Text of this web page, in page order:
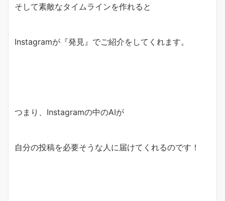
そして素敵なタイムラインを作れると
Instagramが『発見』でご紹介をしてくれます。
つまり、Instagramの中のAIが
自分の投稿を必要そうな人に届けてくれるのです！